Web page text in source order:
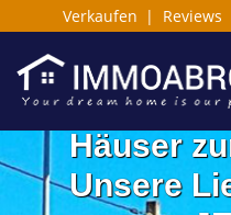
Verkaufen | Reviews
Häuser
Unsere